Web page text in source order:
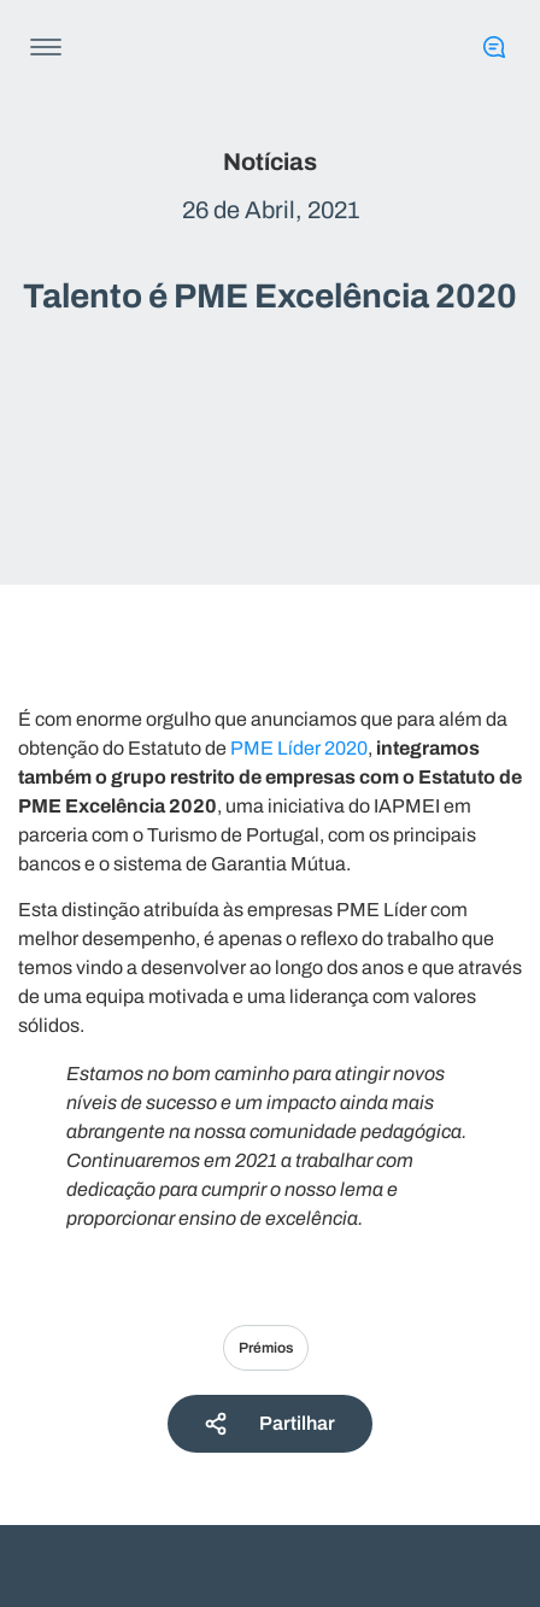
Notícias
26 de Abril, 2021
Talento é PME Excelência 2020
É com enorme orgulho que anunciamos que para além da
obtenção do Estatuto de PME Líder 2020, integramos
também o grupo restrito de empresas com o Estatuto de
PME Excelência 2020, uma iniciativa do IAPMEI em
parceria com o Turismo de Portugal, com os principais
bancos e o sistema de Garantia Mútua.
Esta distinção atribuída às empresas PME Líder com
melhor desempenho, é apenas o reflexo do trabalho que
temos vindo a desenvolver ao longo dos anos e que através
de uma equipa motivada e uma liderança com valores
sólidos.
Estamos no bom caminho para atingir novos
níveis de sucesso e um impacto ainda mais
abrangente na nossa comunidade pedagógica.
Continuaremos em 2021 a trabalhar com
dedicação para cumprir o nosso lema e
proporcionar ensino de excelência.
Prémios
Partilhar